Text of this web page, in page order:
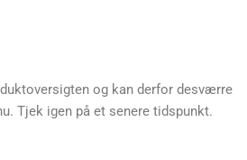
og kan derfor desværre
Tjek igen på et senere tidspunkt.